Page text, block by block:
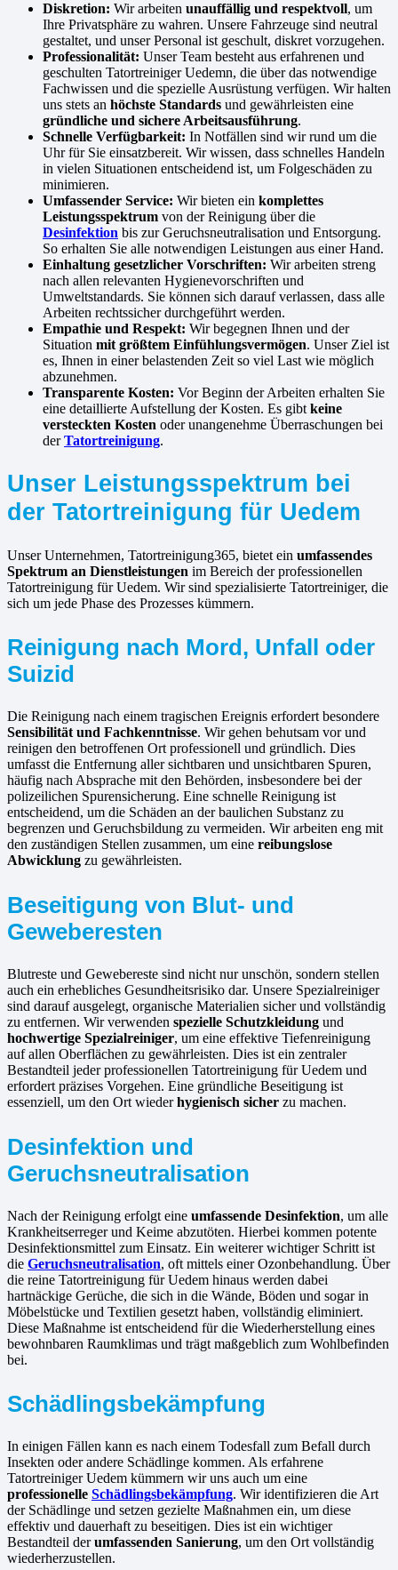
Diskretion: Wir arbeiten unauffällig und respektvoll, um
Ihre Privatsphäre zu wahren. Unsere Fahrzeuge sind neutral
gestaltet, und unser Personal ist geschult, diskret vorzugehen.
Professionalität: Unser Team besteht aus erfahrenen und
geschulten Tatortreiniger Uedemn, die über das notwendige
Fachwissen und die spezielle Ausrüstung verfügen. Wir halten
uns stets an höchste Standards und gewährleisten eine
gründliche und sichere Arbeitsausführung.
Schnelle Verfügbarkeit: In Notfällen sind wir rund um die
Uhr für Sie einsatzbereit. Wir wissen, dass schnelles Handeln
in vielen Situationen entscheidend ist, um Folgeschäden zu
minimieren.
Umfassender Service: Wir bieten ein komplettes
Leistungsspektrum von der Reinigung über die
Desinfektion bis zur Geruchsneutralisation und Entsorgung.
So erhalten Sie alle notwendigen Leistungen aus einer Hand.
Einhaltung gesetzlicher Vorschriften: Wir arbeiten streng
nach allen relevanten Hygienevorschriften und
Umweltstandards. Sie können sich darauf verlassen, dass alle
Arbeiten rechtssicher durchgeführt werden.
Empathie und Respekt: Wir begegnen Ihnen und der
Situation mit größtem Einfühlungsvermögen. Unser Ziel ist
es, Ihnen in einer belastenden Zeit so viel Last wie möglich
abzunehmen.
Transparente Kosten: Vor Beginn der Arbeiten erhalten Sie
eine detaillierte Aufstellung der Kosten. Es gibt keine
versteckten Kosten oder unangenehme Überraschungen bei
derTatortreinigung.
Unser Leistungsspektrum bei
der Tatortreinigung für Uedem
Unser Unternehmen, Tatortreinigung365, bietet ein umfassendes
Spektrum an Dienstleistungen im Bereich der professionellen
Tatortreinigung für Uedem. Wir sind spezialisierte Tatortreiniger, die
sich um jede Phase des Prozesses kümmern.
Reinigung nach Mord, Unfall oder
Suizid
Die Reinigung nach einem tragischen Ereignis erfordert besondere
Sensibilität und Fachkenntnisse. Wir gehen behutsam vor und
reinigen den betroffenen Ort professionell und gründlich. Dies
umfasst die Entfernung aller sichtbaren und unsichtbaren Spuren,
häufig nach Absprache mit den Behörden, insbesondere bei der
polizeilichen Spurensicherung. Eine schnelle Reinigung ist
entscheidend, um die Schäden an der baulichen Substanz zu
begrenzen und Geruchsbildung zu vermeiden. Wir arbeiten eng mit
den zuständigen Stellen zusammen, um eine reibungslose
Abwicklung zu gewährleisten.
Beseitigung von Blut- und
Geweberesten
Blutreste und Gewebereste sind nicht nur unschön, sondern stellen
auch ein erhebliches Gesundheitsrisiko dar. Unsere Spezialreiniger
sind darauf ausgelegt, organische Materialien sicher und vollständig
zu entfernen. Wir verwenden spezielle Schutzkleidung und
hochwertige Spezialreiniger, um eine effektive Tiefenreinigung
auf allen Oberflächen zu gewährleisten. Dies ist ein zentraler
Bestandteil jeder professionellen Tatortreinigung für Uedem und
erfordert präzises Vorgehen. Eine gründliche Beseitigung ist
essenziell, um den Ort wiederhygienisch sicher zu machen.
Desinfektion und
Geruchsneutralisation
Nach der Reinigung erfolgt eine umfassende Desinfektion, um alle
Krankheitserreger und Keime abzutöten. Hierbei kommen potente
Desinfektionsmittel zum Einsatz. Ein weiterer wichtiger Schritt ist
die Geruchsneutralisation, oft mittels einer Ozonbehandlung. Über
die reine Tatortreinigung für Uedem hinaus werden dabei
hartnäckige Gerüche, die sich in die Wände, Böden und sogar in
Möbelstücke und Textilien gesetzt haben, vollständig eliminiert.
Diese Maßnahme ist entscheidend für die Wiederherstellung eines
bewohnbaren Raumklimas und trägt maßgeblich zum Wohlbefinden
bei.
Schädlingsbekämpfung
In einigen Fällen kann es nach einem Todesfall zum Befall durch
Insekten oder andere Schädlinge kommen. Als erfahrene
Tatortreiniger Uedem kümmern wir uns auch um eine
professionelle Schädlingsbekämpfung. Wir identifizieren die Art
der Schädlinge und setzen gezielte Maßnahmen ein, um diese
effektiv und dauerhaft zu beseitigen. Dies ist ein wichtiger
Bestandteil derumfassenden Sanierung, um den Ort vollständig
wiederherzustellen.